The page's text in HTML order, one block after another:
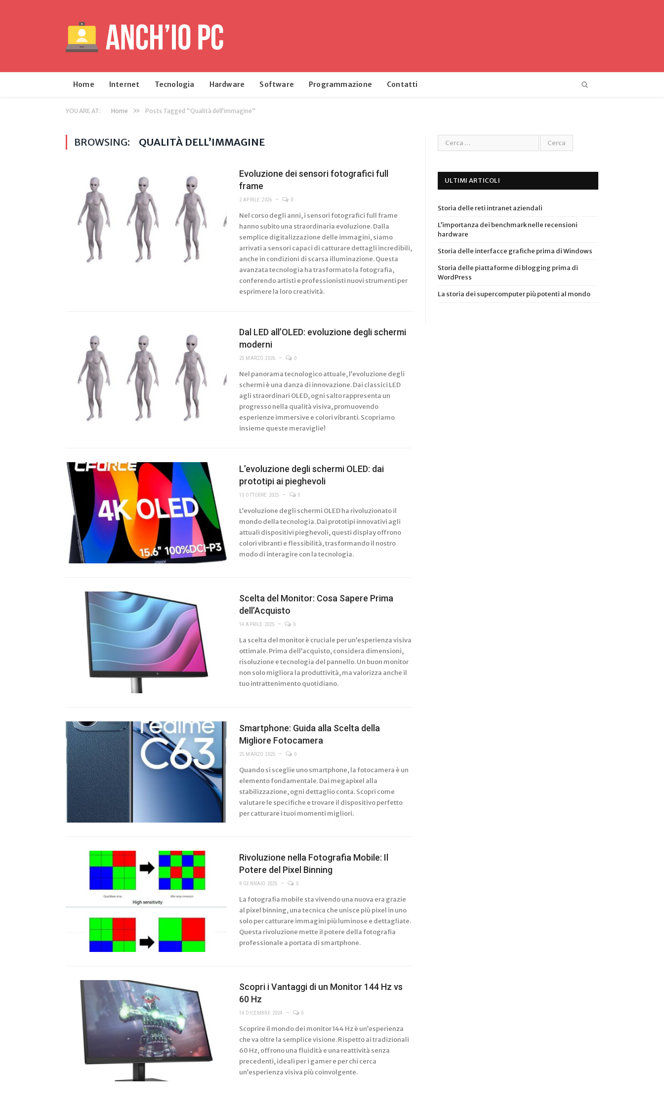
Home Internet Tecnologia Hardware Software Programmazione Contatti
YOU ARE AT: Home » Posts Tagged "Qualità dell’immagine"
BROWSING: QUALITÀ DELL’IMMAGINE
Evoluzione dei sensori fotografici full
frame
2 APRILE 2026 0
Nel corso degli anni, i sensori fotografici full frame
hanno subito una straordinaria evoluzione. Dalla
semplice digitalizzazione delle immagini, siamo
arrivati a sensori capaci di catturare dettagli incredibili,
anche in condizioni di scarsa illuminazione. Questa
avanzata tecnologia ha trasformato la fotografia,
conferendo artisti e professionisti nuovi strumenti per
esprimere la loro creatività.
Dal LED all’OLED: evoluzione degli schermi
moderni
25 MARZO 2026 0
Nel panorama tecnologico attuale, l’evoluzione degli
schermi è una danza di innovazione. Dai classici LED
agli straordinari OLED, ogni salto rappresenta un
progresso nella qualità visiva, promuovendo
esperienze immersive e colori vibranti. Scopriamo
insieme queste meraviglie!
L’evoluzione degli schermi OLED: dai
prototipi ai pieghevoli
13 OTTOBRE 2025 0
L’evoluzione degli schermi OLED ha rivoluzionato il
mondo della tecnologia. Dai prototipi innovativi agli
attuali dispositivi pieghevoli, questi display offrono
colori vibranti e flessibilità, trasformando il nostro
modo di interagire con la tecnologia.
Scelta del Monitor: Cosa Sapere Prima
dell’Acquisto
14 APRILE 2025 0
La scelta del monitor è cruciale per un’esperienza visiva
ottimale. Prima dell’acquisto, considera dimensioni,
risoluzione e tecnologia del pannello. Un buon monitor
non solo migliora la produttività, ma valorizza anche il
tuo intrattenimento quotidiano.
Smartphone: Guida alla Scelta della
Migliore Fotocamera
25 MARZO 2025 0
Quando si sceglie uno smartphone, la fotocamera è un
elemento fondamentale. Dai megapixel alla
stabilizzazione, ogni dettaglio conta. Scopri come
valutare le specifiche e trovare il dispositivo perfetto
per catturare i tuoi momenti migliori.
Rivoluzione nella Fotografia Mobile: Il
Potere del Pixel Binning
8 GENNAIO 2025 0
La fotografia mobile sta vivendo una nuova era grazie
al pixel binning, una tecnica che unisce più pixel in uno
solo per catturare immagini più luminose e dettagliate.
Questa rivoluzione mette il potere della fotografia
professionale a portata di smartphone.
Scopri i Vantaggi di un Monitor 144 Hz vs
60 Hz
14 DICEMBRE 2024 0
Scoprire il mondo dei monitor 144 Hz è un’esperienza
che va oltre la semplice visione. Rispetto ai tradizionali
60 Hz, offrono una fluidità e una reattività senza
precedenti, ideali per i gamer e per chi cerca
un’esperienza visiva più coinvolgente.
ULTIMI ARTICOLI
Storia delle reti intranet aziendali
L’importanza dei benchmark nelle recensioni
hardware
Storia delle interfacce grafiche prima di Windows
Storia delle piattaforme di blogging prima di
WordPress
La storia dei supercomputer più potenti al mondo